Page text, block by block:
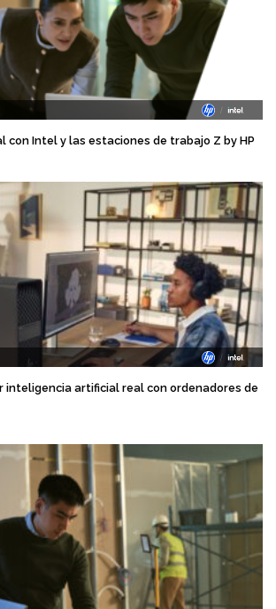
con Intel y las estaciones de trabajo Z by HP
inteligencia artificial real con ordenadores de